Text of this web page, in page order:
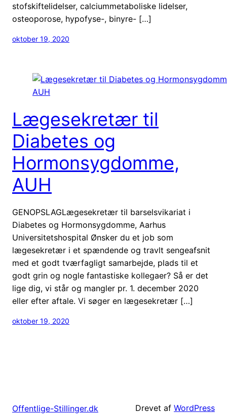
stofskiftelidelser, calciummetaboliske lidelser,
osteoporose, hypofyse-, binyre- […]
oktober 19, 2020
Lægesekretær til
Diabetes og
Hormonsygdomme,
AUH
GENOPSLAGLægesekretær til barselsvikariat i
Diabetes og Hormonsygdomme, Aarhus
Universitetshospital Ønsker du et job som
lægesekretær i et spændende og travlt sengeafsnit
med et godt tværfagligt samarbejde, plads til et
godt grin og nogle fantastiske kollegaer? Så er det
lige dig, vi står og mangler pr. 1. december 2020
eller efter aftale. Vi søger en lægesekretær […]
oktober 19, 2020
Offentlige-Stillinger.dk Drevet af WordPress